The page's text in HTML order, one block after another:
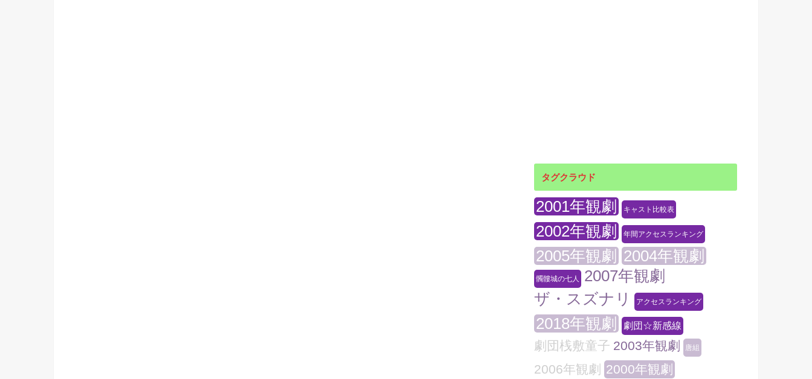
タグクラウド
2001年観劇 キャスト比較表
2002年観劇 年間アクセスランキング
2005年観劇 2004年観劇
髑髏城の七人
2007年観劇
ザ・スズナリ
アクセスランキング
2018年観劇 劇団☆新感線
劇団桟敷童子 2003年観劇 唐組
2006年観劇
2000年観劇